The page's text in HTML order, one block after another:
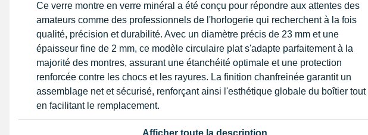
Ce verre montre en verre minéral a été conçu pour répondre aux attentes des
amateurs comme des professionnels de l'horlogerie qui recherchent à la fois
qualité, précision et durabilité. Avec un diamètre précis de 23 mm et une
épaisseur fine de 2 mm, ce modèle circulaire plat s'adapte parfaitement à la
majorité des montres, assurant une étanchéité optimale et une protection
renforcée contre les chocs et les rayures. La finition chanfreinée garantit un
assemblage net et sécurisé, renforçant ainsi l'esthétique globale du boîtier tout
en facilitant le remplacement.
Le verre minéral est reconnu pour sa robustesse supérieure par rapport au verre
Afficher toute la description